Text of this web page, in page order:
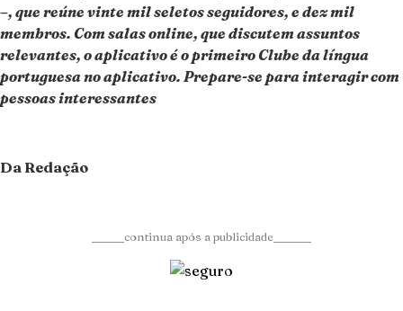
–, que reúne vinte mil seletos seguidores, e dez mil
membros. Com salas online, que discutem assuntos
relevantes, o aplicativo é o primeiro Clube da língua
portuguesa no aplicativo. Prepare-se para interagir com
pessoas interessantes
Da Redação
______continua após a publicidade_______